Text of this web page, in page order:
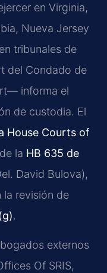
en Virginia,
Nueva Jersey
tribunales de
del Condado de
informa el
de custodia. El
House Courts of
la HB 635 de
David Bulova),
la revisión de
.
externos
Of SRIS,